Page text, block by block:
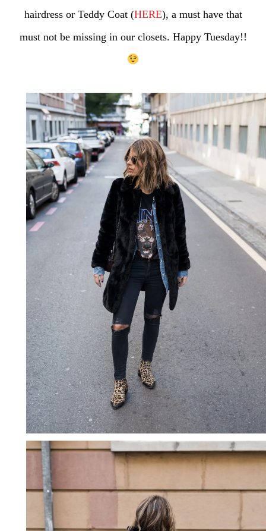
hairdress or Teddy Coat (HERE), a must have that
must not be missing in our closets. Happy Tuesday!!